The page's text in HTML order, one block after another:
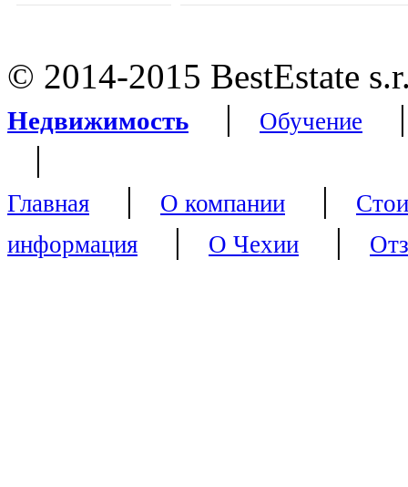
© 2014-2015 BestEstate
Недвижимость | Обучение
|
Главная | О компании |
информация
| О Чехии |